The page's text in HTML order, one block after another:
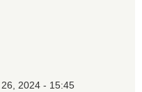
2024 - 15:45